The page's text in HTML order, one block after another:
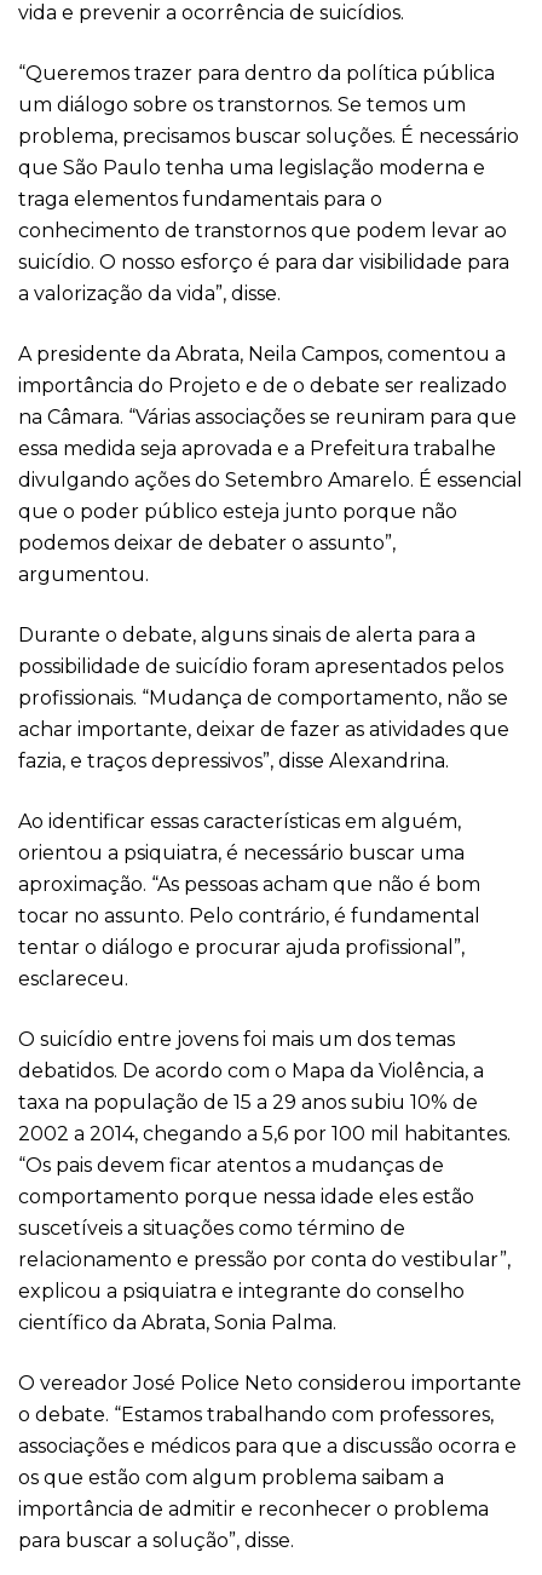
vida e prevenir a ocorrência de suicídios.
“Queremos trazer para dentro da política pública
um diálogo sobre os transtornos. Se temos um
problema, precisamos buscar soluções. É necessário
que São Paulo tenha uma legislação moderna e
traga elementos fundamentais para o
conhecimento de transtornos que podem levar ao
suicídio. O nosso esforço é para dar visibilidade para
a valorização da vida”, disse.
A presidente da Abrata, Neila Campos, comentou a
importância do Projeto e de o debate ser realizado
na Câmara. “Várias associações se reuniram para que
essa medida seja aprovada e a Prefeitura trabalhe
divulgando ações do Setembro Amarelo. É essencial
que o poder público esteja junto porque não
podemos deixar de debater o assunto”,
argumentou.
Durante o debate, alguns sinais de alerta para a
possibilidade de suicídio foram apresentados pelos
profissionais. “Mudança de comportamento, não se
achar importante, deixar de fazer as atividades que
fazia, e traços depressivos”, disse Alexandrina.
Ao identificar essas características em alguém,
orientou a psiquiatra, é necessário buscar uma
aproximação. “As pessoas acham que não é bom
tocar no assunto. Pelo contrário, é fundamental
tentar o diálogo e procurar ajuda profissional”,
esclareceu.
O suicídio entre jovens foi mais um dos temas
debatidos. De acordo com o Mapa da Violência, a
taxa na população de 15 a 29 anos subiu 10% de
2002 a 2014, chegando a 5,6 por 100 mil habitantes.
“Os pais devem ficar atentos a mudanças de
comportamento porque nessa idade eles estão
suscetíveis a situações como término de
relacionamento e pressão por conta do vestibular”,
explicou a psiquiatra e integrante do conselho
científico da Abrata, Sonia Palma.
O vereador José Police Neto considerou importante
o debate. “Estamos trabalhando com professores,
associações e médicos para que a discussão ocorra e
os que estão com algum problema saibam a
importância de admitir e reconhecer o problema
para buscar a solução”, disse.